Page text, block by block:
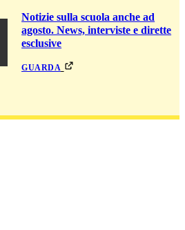
Notizie sulla scuola anche ad
agosto. News, interviste e dirette
esclusive
guarda